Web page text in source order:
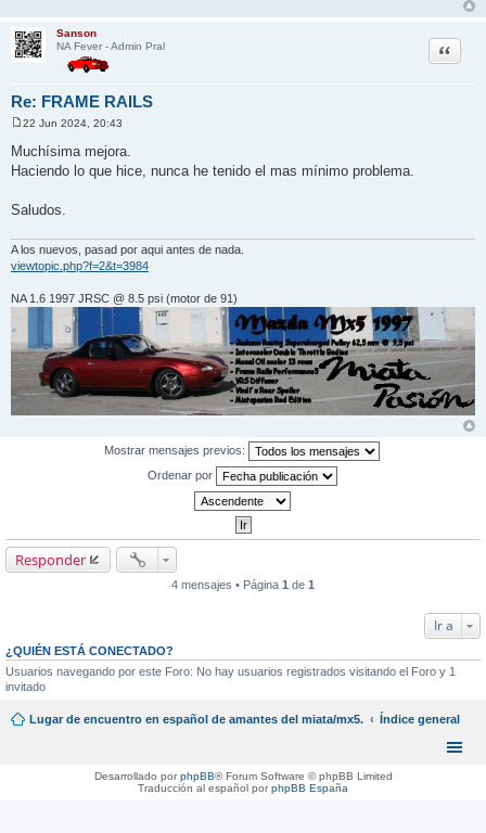
Sanson
NA Fever - Admin Pral
Re: FRAME RAILS
Citar
n
s
e
22 Jun 2024, 20:43
Muchísima mejora.
Haciendo lo que hice, nunca he tenido el mas mínimo problema.
Saludos.
A los nuevos, pasad por aqui antes de nada.
viewtopic.php?f=2&t=3984
NA 1.6 1997 JRSC @ 8.5 psi (motor de 91)
Mostrar mensajes previos:
Ordenar por
Responder
4 mensajes • Página 1 de 1
Ir a
¿QUIÉN ESTÁ CONECTADO?
Usuarios navegando por este Foro: No hay usuarios registrados visitando el Foro y 1
invitado
Lugar de encuentro en español de amantes del miata/mx5. Índice general
Desarrollado porphpBB® Forum Software © phpBB Limited
Traducción al español porphpBB España